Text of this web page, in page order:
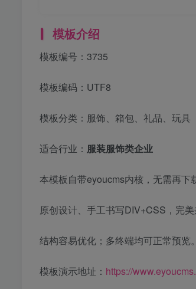
模板介绍
模板编号：3735
模板编码：UTF8
模板分类：服饰、箱包、礼品、玩具
适合行业： 服装服饰类企业
本模板自带eyoucms内核，无需再下
原创设计、手工书写DIV+CSS，完
结构容易优化；多终端均可正常预览。
模板演示地址： https://